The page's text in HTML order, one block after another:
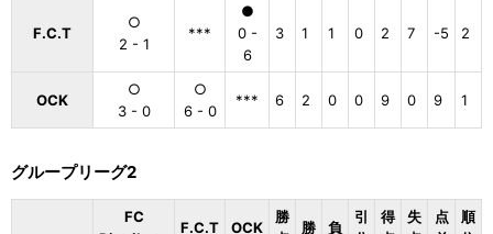
F.C.T
○
2 - 1
***
●
0 -
6
3 1 1 0 2 7 -5 2
OCK
○
3 - 0
○
6 - 0
*** 6 2 0 0 9 0 9 1
グループリーグ2
FC
F.C.T OCK
勝
勝 負
引
得
失
点
順